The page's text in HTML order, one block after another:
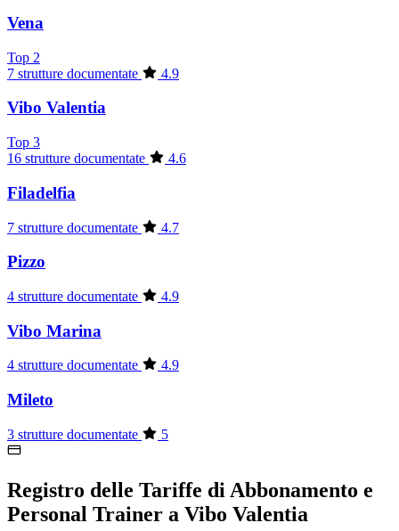
Vena
Top 2
7 strutture documentate
4.9
Vibo Valentia
Top 3
16 strutture documentate
4.6
Filadelfia
7 strutture documentate 4.7
Pizzo
4 strutture documentate 4.9
Vibo Marina
4 strutture documentate 4.9
Mileto
3 strutture documentate 5
Registro delle Tariffe di Abbonamento e
Personal Trainer a Vibo Valentia